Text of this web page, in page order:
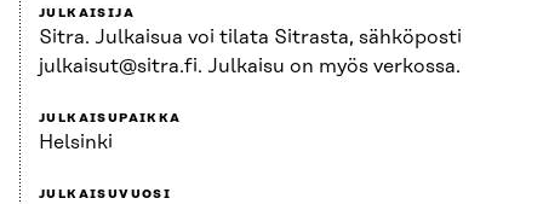
JULKAISIJA
Sitra. Julkaisua voi tilata Sitrasta, sähköposti
julkaisut@sitra.fi. Julkaisu on myös verkossa.
JULKAISUPAIKKA
Helsinki
JULKAISUVUOSI